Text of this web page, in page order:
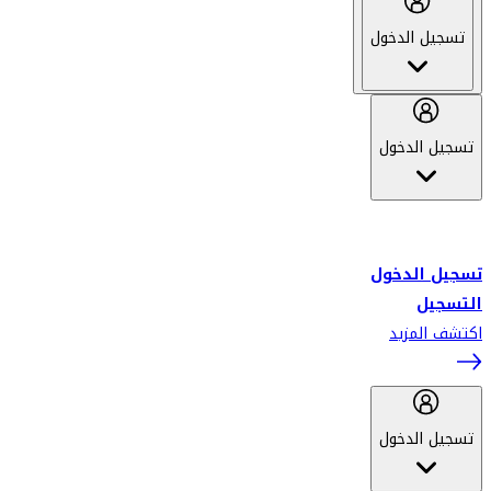
تسجيل الدخول
تسجيل الدخول
تسجيل الدخول
التسجيل
اكتشف المزيد
تسجيل الدخول